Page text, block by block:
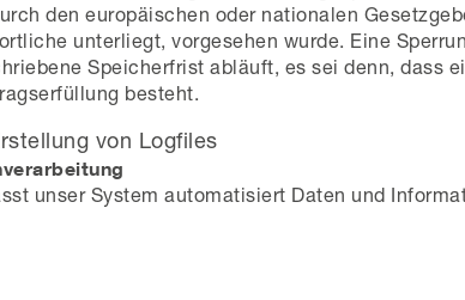
den europäischen oder nationalen
unterliegt, vorgesehen wurde. Eine
Speicherfrist abläuft, es sei denn, dass
besteht.
von Logfiles
unser System automatisiert Daten und